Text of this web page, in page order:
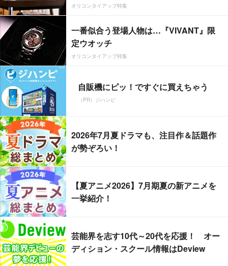
オリコンタイアップ特集
一番似合う登場人物は…『VIVANT』限
定ウオッチ
オリコンタイアップ特集
自販機にピッ！ですぐに買えちゃう
（PR）ジハンピ
2026年7月夏ドラマも、注目作＆話題作
が勢ぞろい！
【夏アニメ2026】7月期夏の新アニメを
一挙紹介！
芸能界を志す10代～20代を応援！ オー
ディション・スクール情報はDeview